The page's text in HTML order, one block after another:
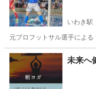
いわき駅
元プロフットサル選手によ
福島 いわき市 い
未来へ